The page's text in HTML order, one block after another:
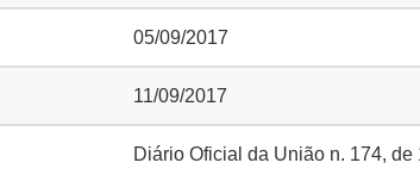
05/09/2017
11/09/2017
Diário Oficial da União n. 174,